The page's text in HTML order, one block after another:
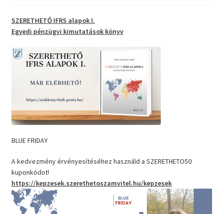
SZERETHETŐ IFRS alapok I.
Egyedi pénzügyi kimutatások könyv
BLUE FRIDAY
A kedvezmény érvényesítéséhez használd a SZERETHETO50
kuponkódot!
https://kepzesek.szerethetoszamvitel.hu/kepzesek
Videólejátszó